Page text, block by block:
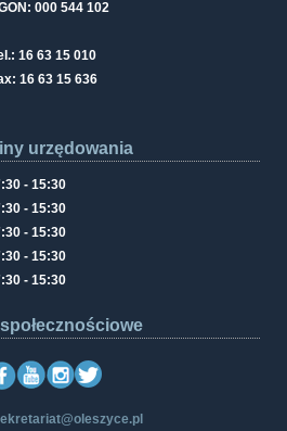
000 544 102
16 63 15 010
16 63 15 636
urzędowania
- 15:30
- 15:30
- 15:30
- 15:30
- 15:30